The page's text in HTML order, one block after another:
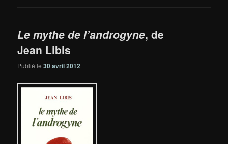
Le mythe de l’androgyne, de
Jean Libis
Publié le30 avril 2012